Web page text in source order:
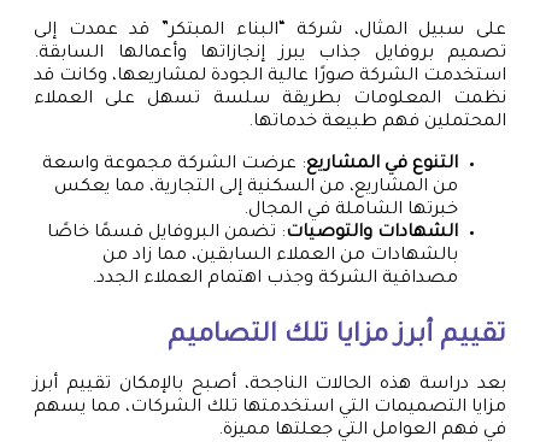
على سبيل المثال، شركة “البناء المبتكر” قد عمدت إلى
تصميم بروفايل جذاب يبرز إنجازاتها وأعمالها السابقة.
استخدمت الشركة صورًا عالية الجودة لمشاريعها، وكانت قد
نظمت المعلومات بطريقة سلسة تسهل على العملاء
المحتملين فهم طبيعة خدماتها.
التنوع في المشاريع: عرضت الشركة مجموعة واسعة
من المشاريع، من السكنية إلى التجارية، مما يعكس
خبرتها الشاملة في المجال.
الشهادات والتوصيات: تضمن البروفايل قسمًا خاصًا
بالشهادات من العملاء السابقين، مما زاد من
مصداقية الشركة وجذب اهتمام العملاء الجدد.
تقييم أبرز مزايا تلك التصاميم
بعد دراسة هذه الحالات الناجحة، أصبح بالإمكان تقييم أبرز
مزايا التصميمات التي استخدمتها تلك الشركات، مما يسهم
في فهم العوامل التي جعلتها مميزة.